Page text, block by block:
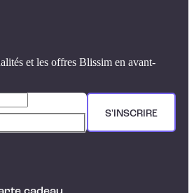
et les offres Blissim en avant-
S'INSCRIRE